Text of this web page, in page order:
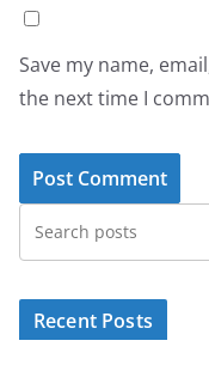
Save my name,
the next time I
Recent Posts